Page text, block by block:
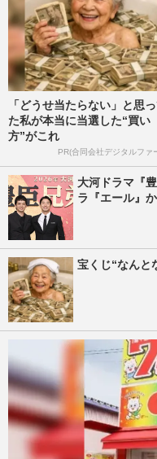
「どうせ当たらない」と思
た私が本当に当選した“買い
方”がこれ
PR(合同会社デジタルファ
大河ドラマ『
ラ『エール』
宝くじ“なんと